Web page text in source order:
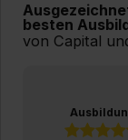
besten
von Capital